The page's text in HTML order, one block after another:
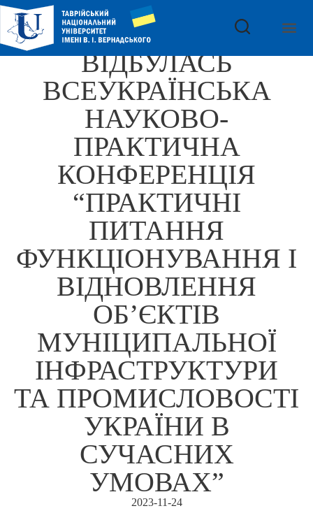
ВІДБУЛАСЬ
ВСЕУКРАЇНСЬКА
НАУКОВО-
ПРАКТИЧНА
КОНФЕРЕНЦІЯ
“ПРАКТИЧНІ
ПИТАННЯ
ФУНКЦІОНУВАННЯ І
ВІДНОВЛЕННЯ
ОБ’ЄКТІВ
МУНІЦИПАЛЬНОЇ
ІНФРАСТРУКТУРИ
ТА ПРОМИСЛОВОСТІ
УКРАЇНИ В
СУЧАСНИХ
УМОВАХ”
2023-11-24